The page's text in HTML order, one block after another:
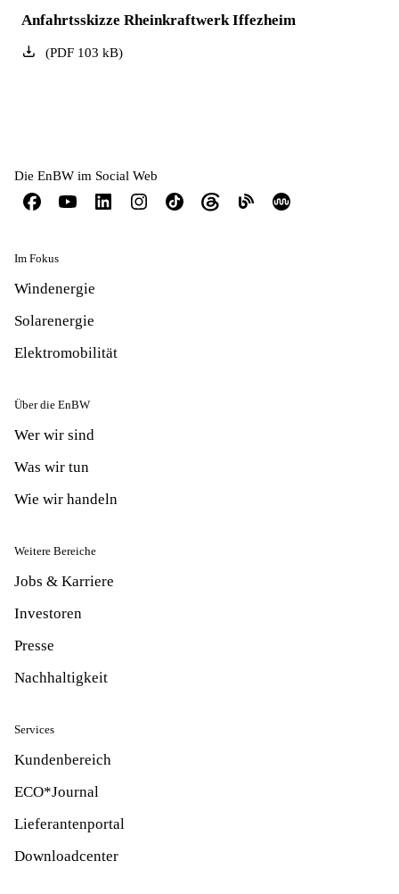
Anfahrtsskizze Rheinkraftwerk Iffezheim
(PDF103 kB)
Die EnBW im Social Web
Im Fokus
Windenergie
Solarenergie
Elektromobilität
Über die EnBW
Wer wir sind
Was wir tun
Wie wir handeln
Weitere Bereiche
Jobs & Karriere
Investoren
Presse
Nachhaltigkeit
Services
Kundenbereich
ECO*Journal
Lieferantenportal
Downloadcenter